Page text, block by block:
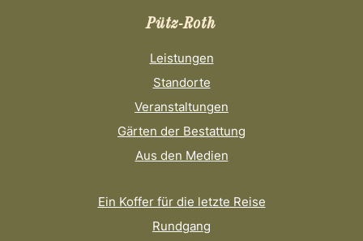
Pütz-Roth
Leistungen
Standorte
Veranstaltungen
Gärten der Bestattung
Aus den Medien
Ein Koffer für die letzte Reise
Rundgang